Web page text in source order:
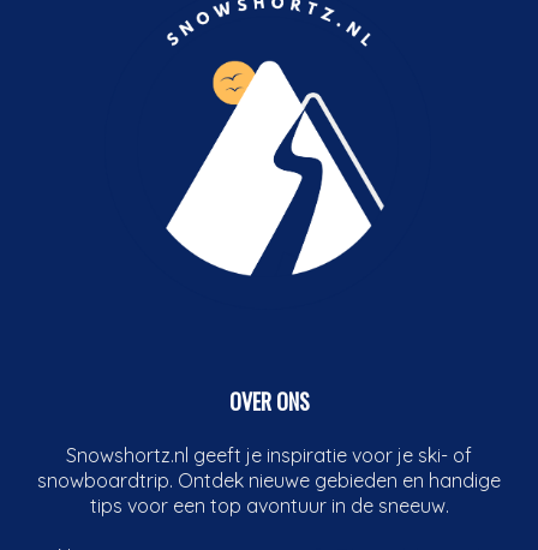
OVER ONS
Snowshortz.nl geeft je inspiratie voor je ski- of
snowboardtrip. Ontdek nieuwe gebieden en handige
tips voor een top avontuur in de sneeuw.